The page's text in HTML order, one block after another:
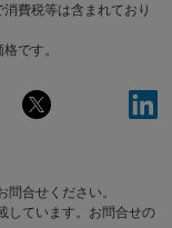
費税等は含まれており
です。
問合せください。
しています。お問合せの